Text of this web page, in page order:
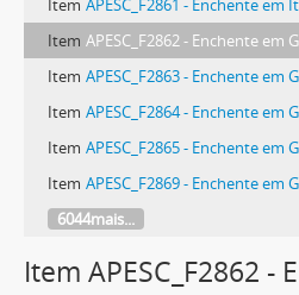
Item APESC_F2861 - Enchente em
Item APESC_F2862 - Enchente em
Item APESC_F2863 - Enchente em
Item APESC_F2864 - Enchente em
Item APESC_F2865 - Enchente em
Item APESC_F2869 - Enchente em
6044mais...
Item APESC_F2862 -